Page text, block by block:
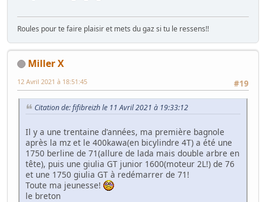
Roules pour te faire plaisir et mets du gaz si tu le ressens!!
Miller X
#19
12 Avril 2021 à 18:51:45
Citation de: fifibreizh le 11 Avril 2021 à 19:33:12
Il y a une trentaine d'années, ma première bagnole
après la mz et le 400kawa(en bicylindre 4T) a été une
1750 berline de 71(allure de lada mais double arbre en
tête), puis une giulia GT junior 1600(moteur 2L!) de 76
et une 1750 giulia GT à redémarrer de 71!
Toute ma jeunesse!
le breton